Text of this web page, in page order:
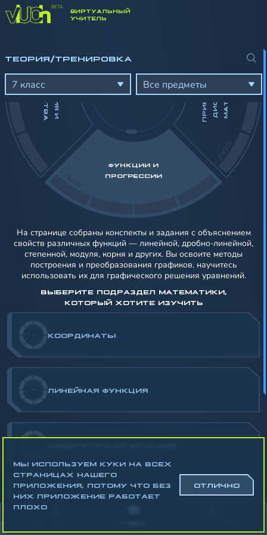
ВИРТУАЛЬНЫЙ
УЧИТЕЛЬ
7 класс Все предметы
ТЕОРИЯ/ТРЕНИРОВКА
-/100
П
Р
И
К
Л
А
Д
Н
А
Я
И
Д
И
С
К
Р
Е
Т
Н
АЯ
М
А
Т
Е
М
А
Т
И
К А
ФУНКЦИИ И
ПРОГРЕССИИ
У
Р
А
В
Н
Е
Н
И
Я
И
НЕ
Р
А
В
Е
Н
С
Т
В
А
- КООРДИНАТЫ
- ЛИНЕЙНАЯ ФУНКЦИЯ
- ГРАФИЧЕСКОЕ РЕШЕНИЕ УРАВНЕНИЙ
ВЫБЕРИТЕ ПОДРАЗДЕЛ МАТЕМАТИКИ,
КОТОРЫЙ ХОТИТЕ ИЗУЧИТЬ
На странице собраны конспекты и задания с объяснением
свойств различных функций — линейной, дробно‑линейной,
степенной, модуля, корня и других. Вы освоите методы
построения и преобразования графиков, научитесь
использовать их для графического решения уравнений.
МЫ ИСПОЛЬЗУЕМ КУКИ НА ВСЕХ
СТРАНИЦАХ НАШЕГО
ПРИЛОЖЕНИЯ, ПОТОМУ ЧТО БЕЗ
НИХ ПРИЛОЖЕНИЕ РАБОТАЕТ
ПЛОХО
ОТЛИЧНО